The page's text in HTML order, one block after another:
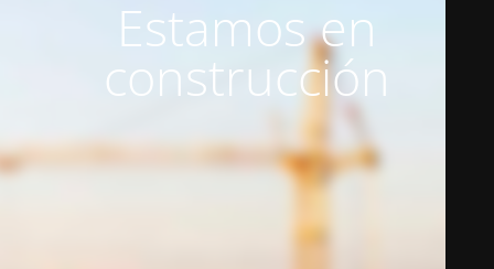
Estamos en
construcción